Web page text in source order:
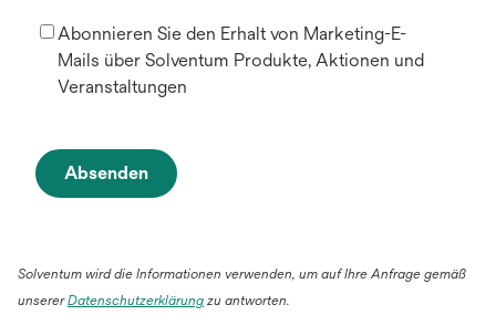
Abonnieren Sie den Erhalt von Marketing-E-
Mails über Solventum Produkte, Aktionen und
Veranstaltungen
Absenden
Solventum wird die Informationen verwenden, um auf Ihre Anfrage gemäß
unsererDatenschutzerklärung zu antworten.